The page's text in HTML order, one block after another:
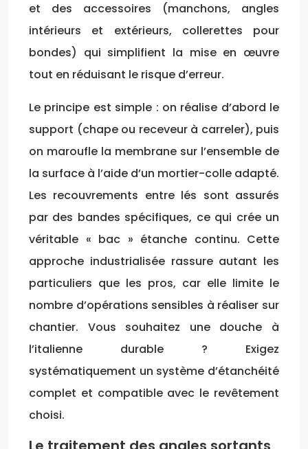
et des accessoires (manchons, angles
intérieurs et extérieurs, collerettes pour
bondes) qui simplifient la mise en œuvre
tout en réduisant le risque d’erreur.
Le principe est simple : on réalise d’abord le
support (chape ou receveur à carreler), puis
on maroufle la membrane sur l’ensemble de
la surface à l’aide d’un mortier-colle adapté.
Les recouvrements entre lés sont assurés
par des bandes spécifiques, ce qui crée un
véritable « bac » étanche continu. Cette
approche industrialisée rassure autant les
particuliers que les pros, car elle limite le
nombre d’opérations sensibles à réaliser sur
chantier. Vous souhaitez une douche à
l’italienne durable ? Exigez
systématiquement un système d’étanchéité
complet et compatible avec le revêtement
choisi.